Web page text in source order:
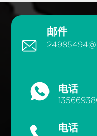
邮件
电话
电话